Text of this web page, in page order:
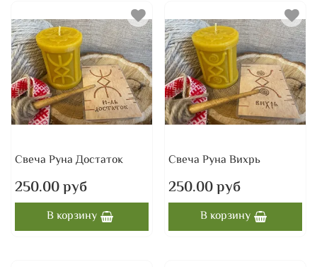
Свеча Руна Достаток
250.00 руб
В корзину
Свеча Руна Вихрь
250.00 руб
В корзину